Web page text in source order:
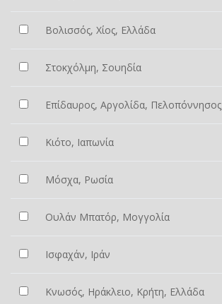
Βολισσός, Χίος, Ελλάδα
Στοκχόλμη, Σουηδία
Επίδαυρος, Αργολίδα,
Κιότο, Ιαπωνία
Μόσχα, Ρωσία
Ουλάν Μπατόρ, Μογγολία
Ισφαχάν, Ιράν
Κνωσός, Ηράκλειο, Κρήτη, Ελλάδα